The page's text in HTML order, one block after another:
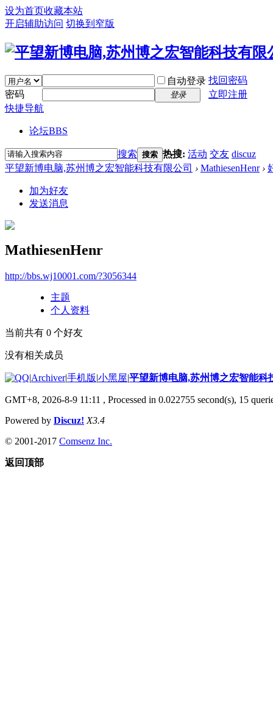
设为首页收藏本站
开启辅助访问 切换到窄版
自动登录 找回密码
密码
登录
立即注册
快捷导航
论坛BBS
搜索 搜索 热搜: 活动 交友 discuz
平望新博电脑,苏州博之宏智能科技有限公司 › MathiesenHenr ›
加为好友
发送消息
MathiesenHenr
http://bbs.wj10001.com/?3056344
主题
个人资料
当前共有 0 个好友
没有相关成员
|Archiver|手机版|小黑屋|平望新博电脑,苏州博之宏智能科
GMT+8, 2026-8-9 11:11 , Processed in 0.022755 second(s), 15
Powered by Discuz! X3.4
© 2001-2017 Comsenz Inc.
返回顶部